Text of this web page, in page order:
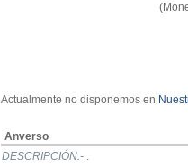
Actualmente no disponemos en
Anverso
DESCRIPCIÓN.- .